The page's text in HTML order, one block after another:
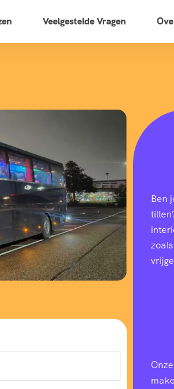
Veelgestelde Vragen
Ben